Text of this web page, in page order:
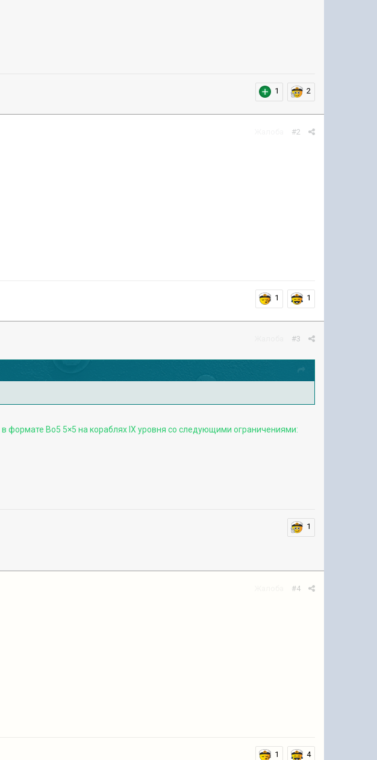
1 2
#2
1 1
#3
Bo5 5×5 на кораблях IX уровня со следующими ограничениями:
1
#4
1 4